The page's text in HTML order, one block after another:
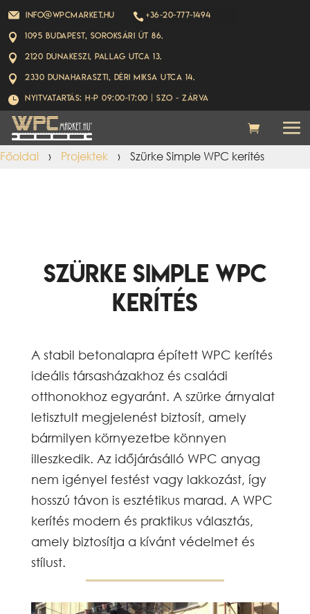
info@wpcmarket.hu  +36-20-777-1494
 1095 Budapest, Soroksári út 86.
 2120 Dunakeszi, Pallag utca 13.
 2330 Dunaharaszti, Déri Miksa utca 14.
 Nyitvatartás: H-P 09:00-17:00 | Szo - ZÁRVA
Főoldal › Projektek › Szürke Simple WPC kerítés
Szürke Simple WPC
kerítés
A stabil betonalapra épített WPC kerítés
ideális társasházakhoz és családi
otthonokhoz egyaránt. A szürke árnyalat
letisztult megjelenést biztosít, amely
bármilyen környezetbe könnyen
illeszkedik. Az időjárásálló WPC anyag
nem igényel festést vagy lakkozást, így
hosszú távon is esztétikus marad. A WPC
kerítés modern és praktikus választás,
amely biztosítja a kívánt védelmet és
stílust.